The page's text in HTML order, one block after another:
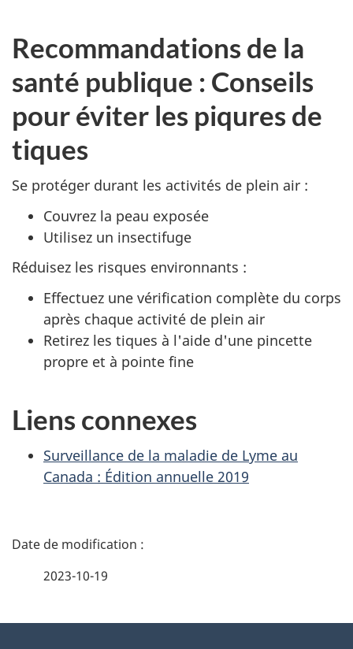
Recommandations de la
santé publique : Conseils
pour éviter les piqures de
tiques
Se protéger durant les activités de plein air :
Couvrez la peau exposée
Utilisez un insectifuge
Réduisez les risques environnants :
Effectuez une vérification complète du corps
après chaque activité de plein air
Retirez les tiques à l'aide d'une pincette
propre et à pointe fine
Liens connexes
Surveillance de la maladie de Lyme au
Canada : Édition annuelle 2019
D
2023-10-19